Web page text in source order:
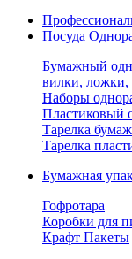
Посуда
Бумажный
вилки, ложки,
Наборы
Пластиковый
Тарелка
Тарелка
Бумажная
Гофротара
Коробки для
Крафт Пакеты